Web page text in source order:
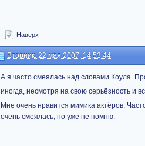
Наверх
Вторник, 22 мая 2007, 14:53:44
А я часто смеялась над словами Коула.
иногда, несмотря на свою серьёзность и
Мне очень нравится мимика актёров.
очень смеялась, но уже не помню.